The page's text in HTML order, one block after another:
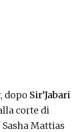
dopo Sir’Jabari
corte di
Mattias